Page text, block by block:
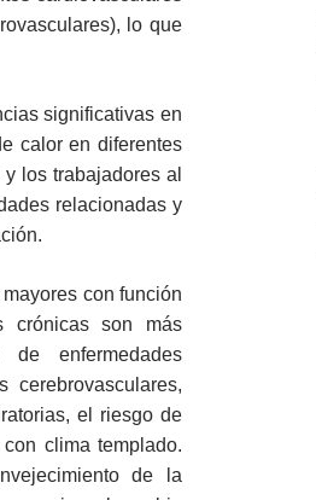
lo que
significativas en
calor en diferentes
los trabajadores al
relacionadas y
con función
crónicas son más
enfermedades
el riesgo de
clima templado.
de la